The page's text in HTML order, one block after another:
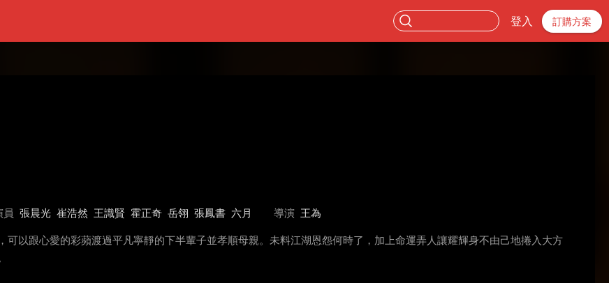
登入 訂購方案
員 張晨光 崔浩然 王識賢 霍正奇 岳翎 張鳳書 六月 導演 王為
以跟心愛的彩蘋渡過平凡寧靜的下半輩子並孝順母親。未料江湖恩怨何時了，加上命運弄人讓耀輝身不由己地捲入大方